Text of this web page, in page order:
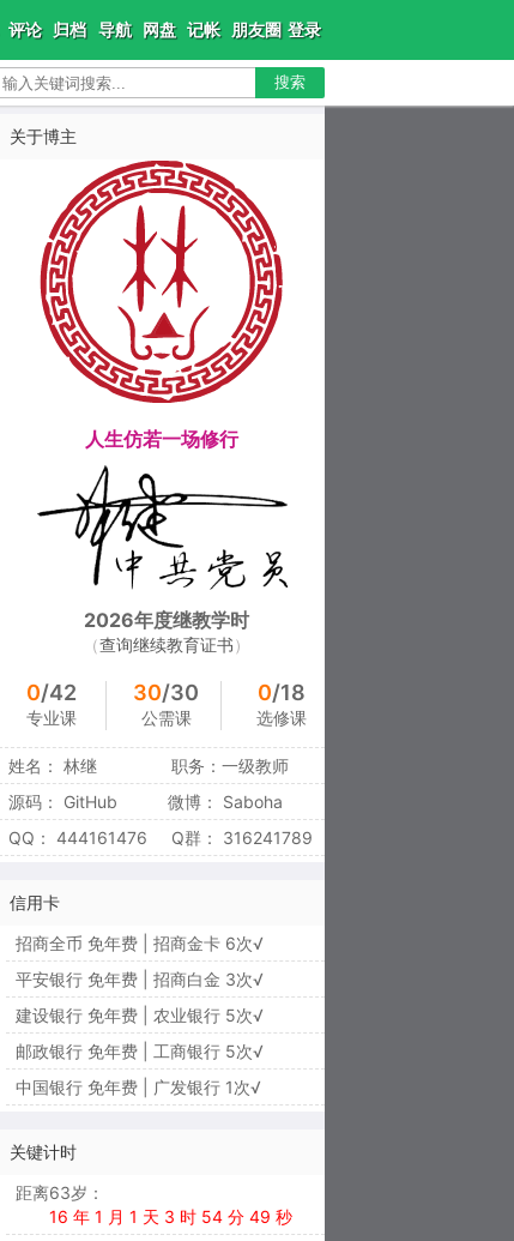
评论 归档 导航 网盘 记帐 朋友圈 登录
搜索
关于博主
人生仿若一场修行
2026年度继教学时
（查询继续教育证书）
0/42
专业课
30/30
公需课
0/18
选修课
姓名： 林继 职务： 一级教师
源码：
GitHub 微博：
Saboha
QQ：
444161476 Q群： 316241789
信用卡
招商全币 免年费 | 招商金卡 6次√
平安银行 免年费 | 招商白金 3次√
建设银行 免年费 | 农业银行 5次√
邮政银行 免年费 | 工商银行 5次√
中国银行 免年费 | 广发银行 1次√
关键计时
距离63岁：
16 年 1 月 1 天 3 时 54 分 47 秒